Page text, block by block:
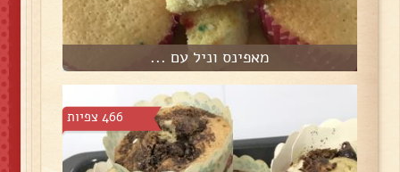
מאפינס וניל עם ...
466 צפיות